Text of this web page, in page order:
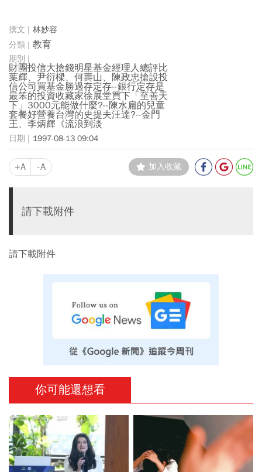
林妙容
教育
財團投信大搶錢明星基金經理人總評比
葉輝、尹衍樑、何壽山、陳政忠搶設投
信公司買基金勝過存定存--銀行定存是
最笨的投資收藏家徐展堂買下「至善天
下」3000元能做什麼?--陳水扁的兒童
套餐好營養台灣的史提夫汪達?--金門
王、李炳輝《流浪到淡
1997-08-13 09:04
+A -A 加入收藏
請下載附件
請下載附件
你可能還想看